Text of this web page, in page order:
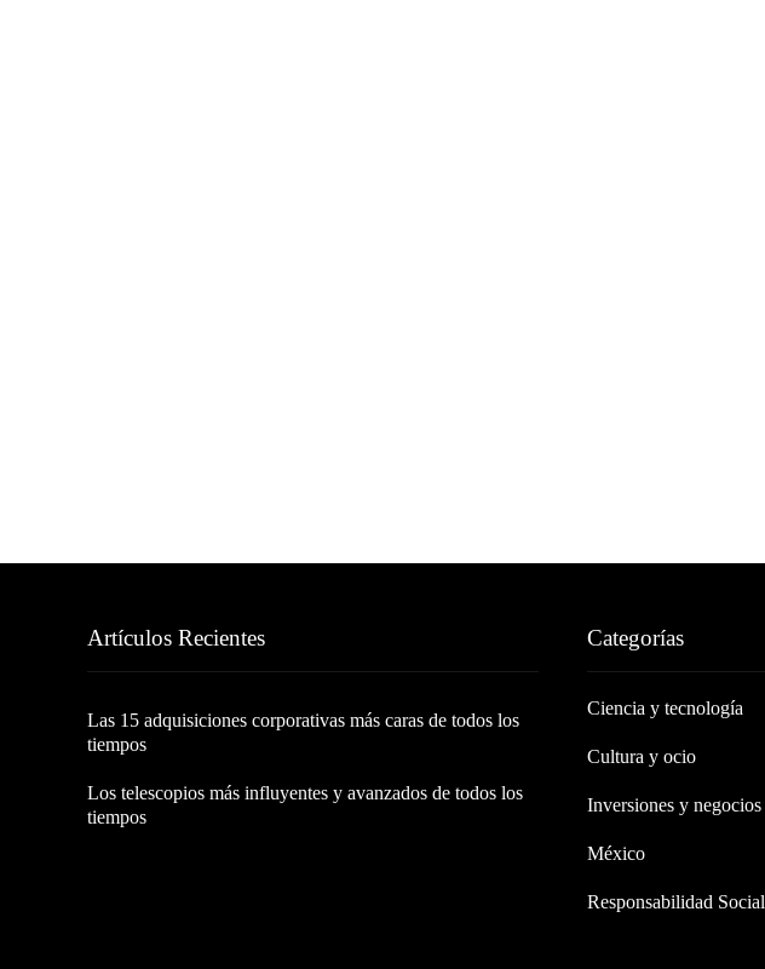
Artículos Recientes
Las 15 adquisiciones corporativas más caras de todos los
tiempos
Los telescopios más influyentes y avanzados de todos los
tiempos
Categorías
Ciencia y tecnología
Cultura y ocio
Inversiones y negocios
México
Responsabilidad Social